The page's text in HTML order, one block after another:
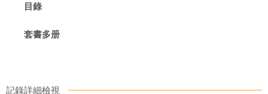
目錄
套書多册
記錄詳細檢視